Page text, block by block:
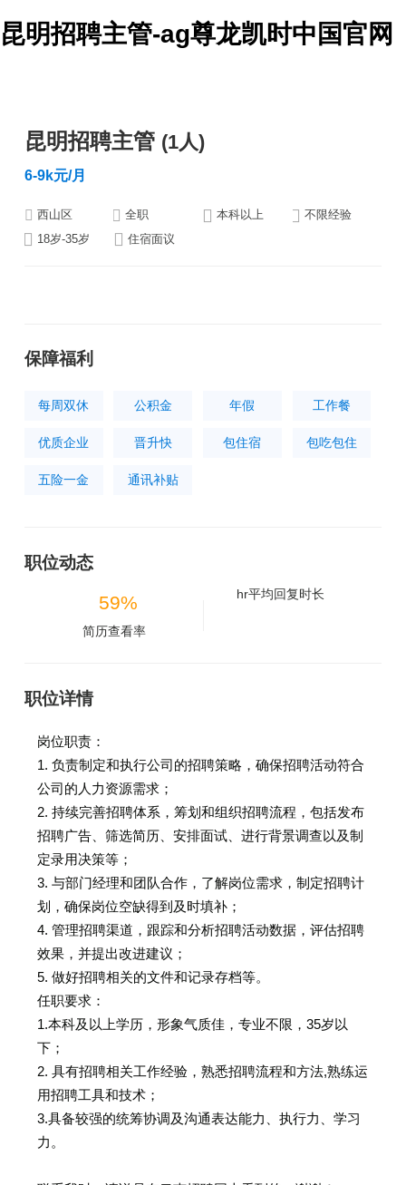
昆明招聘主管-ag尊龙凯时中国官网
昆明招聘主管 (1人)
6-9k元/月
西山区 全职 本科以上
不限经验
18岁-35岁
住宿面议
保障福利
每周双休 公积金 年假 工作餐
优质企业 晋升快 包住宿 包吃包住
五险一金 通讯补贴
职位动态
59%
简历查看率
hr平均回复时长
职位详情
岗位职责：
1. 负责制定和执行公司的招聘策略，确保招聘活动符合
公司的人力资源需求；
2. 持续完善招聘体系，筹划和组织招聘流程，包括发布
招聘广告、筛选简历、安排面试、进行背景调查以及制
定录用决策等；
3. 与部门经理和团队合作，了解岗位需求，制定招聘计
划，确保岗位空缺得到及时填补；
4. 管理招聘渠道，跟踪和分析招聘活动数据，评估招聘
效果，并提出改进建议；
5. 做好招聘相关的文件和记录存档等。
任职要求：
1.本科及以上学历，形象气质佳，专业不限，35岁以
下；
2. 具有招聘相关工作经验，熟悉招聘流程和方法,熟练运
用招聘工具和技术；
3.具备较强的统筹协调及沟通表达能力、执行力、学习
力。